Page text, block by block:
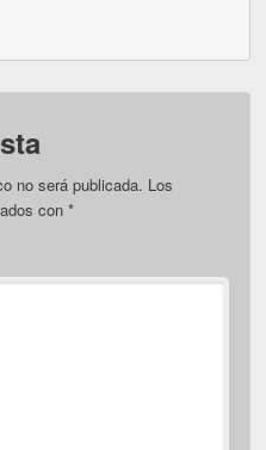
no será publicada. Los
con*